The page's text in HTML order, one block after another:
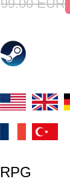
99.00 EUR
RPG